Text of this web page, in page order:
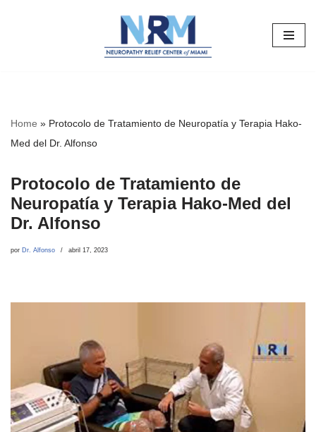
Home » Protocolo de Tratamiento de Neuropatía y Terapia Hako-
Med del Dr. Alfonso
Protocolo de Tratamiento de
Neuropatía y Terapia Hako-Med del
Dr. Alfonso
por Dr. Alfonso abril 17, 2023